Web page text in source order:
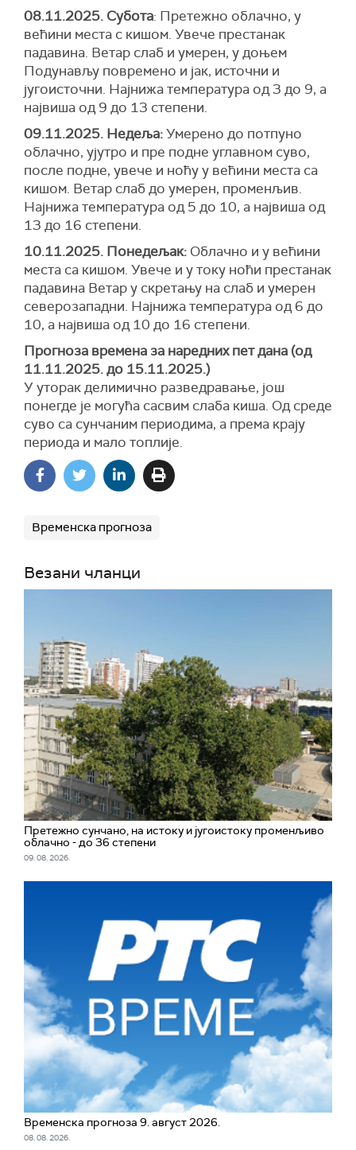
08.11.2025. Субота: Претежно облачно, у
већини места с кишом. Увече престанак
падавина. Ветар слаб и умерен, у доњем
Подунављу повремено и јак, источни и
југоисточни. Најнижа температура од 3 до 9, а
највиша од 9 до 13 степени.
09.11.2025. Недеља:Умерено до потпуно
облачно, ујутро и пре подне углавном суво,
после подне, увече и ноћу у већини места са
кишом. Ветар слаб до умерен, променљив.
Најнижа температура од 5 до 10, а највиша од
13 до 16 степени.
10.11.2025. Понедељак: Облачно и у већини
места са кишом. Увече и у току ноћи престанак
падавина Ветар у скретању на слаб и умерен
северозападни. Најнижа температура од 6 до
10, а највиша од 10 до 16 степени.
Прогноза временa за наредних пет дана (од
11.11.2025. до 15.11.2025.)
У уторак делимично разведравање, још
понегде је могућа сасвим слаба киша. Од среде
суво са сунчаним периодима, а према крају
периода и мало топлије.
Временска прогноза
Везани чланци
Претежно сунчано, на истоку и југоистоку променљиво
облачно - до 36 степени
09. 08. 2026.
Временска прогноза 9. август 2026.
08. 08. 2026.